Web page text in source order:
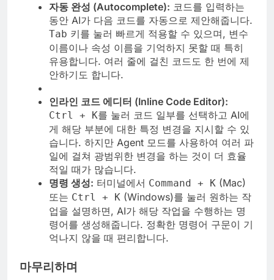
자동 완성 (Autocomplete): 코드를 입력하는
동안 AI가 다음 코드를 자동으로 제안해줍니다.
Tab 키를 눌러 빠르게 적용할 수 있으며, 변수
이름이나 속성 이름을 기억하지 못할 때 특히
유용합니다. 여러 줄에 걸친 코드도 한 번에 제
안하기도 합니다.
인라인 코드 에디터 (Inline Code Editor):
Ctrl + K를 눌러 코드 일부를 선택하고 AI에
게 해당 부분에 대한 특정 변경을 지시할 수 있
습니다. 하지만 Agent 모드를 사용하여 여러 파
일에 걸쳐 광범위한 변경을 하는 것이 더 효율
적일 때가 많습니다.
명령 생성: 터미널에서 Command + K (Mac)
또는 Ctrl + K (Windows)를 눌러 원하는 작
업을 설명하면, AI가 해당 작업을 수행하는 명
령어를 생성해줍니다. 정확한 명령어 구문이 기
억나지 않을 때 편리합니다.
마무리하며